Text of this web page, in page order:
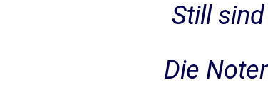
Still
Die